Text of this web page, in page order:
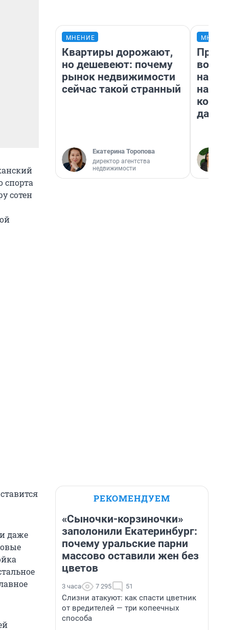
спорта
сотен
даже
МНЕНИЕ
Квартиры дорожают,
но дешевеют: почему
рынок недвижимости
сейчас такой странный
Екатерина Торопова
директор агентства
недвижимости
нам
даже
РЕКОМЕНДУЕМ
«Сыночки-корзиночки»
заполонили Екатеринбург:
почему уральские парни
массово оставили жен без
цветов
3 часа 7 295 51
Слизни атакуют: как спасти цветник
от вредителей — три копеечных
способа